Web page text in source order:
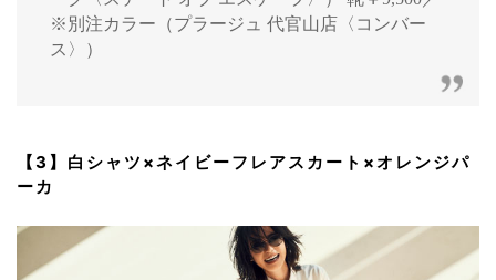
※別注カラー（プラージュ 代官山店〈コンバー
ス〉）
【3】白シャツ×ネイビーフレアスカート×オレンジパ
ーカ